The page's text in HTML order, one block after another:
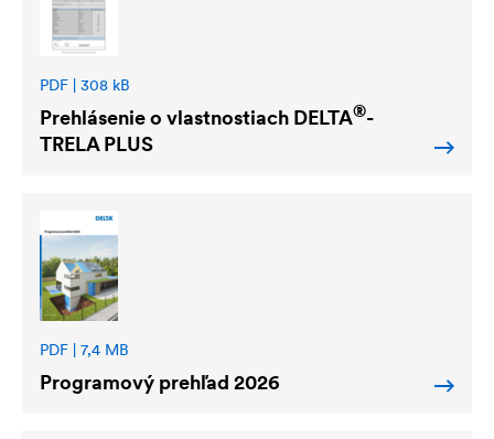
PDF | 308 kB
Prehlásenie o vlastnostiach DELTA®-
TRELA PLUS
PDF | 7,4 MB
Programový prehľad 2026